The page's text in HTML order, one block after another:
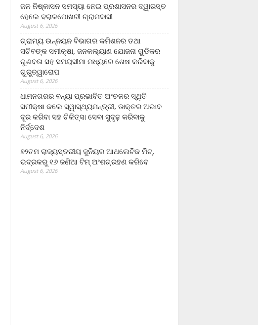
ଜଳ ନିଷ୍କାସନ ସମସ୍ୟା ନେଇ ପ୍ରଶାସନର ଦ୍ୱାରସ୍ତ
ହେଲେ ବରାଳପୋଖରୀ ଗ୍ରାମବାସୀ
August 6, 2026
ଗ୍ରାମ୍ୟ ଉନ୍ନୟନ ବିଭାଗର କମିଶନର ତଥା
ସଚିବଙ୍କ ସମୀକ୍ଷା, ଜନକଲ୍ୟାଣ ଯୋଜନା ଗୁଡିକର
ଗୁଣବତା ସହ ସମୟସୀମା ମଧ୍ୟରେ ଶେଷ କରିବାକୁ
ଗୁରୁତ୍ୱାରୋପ
August 6, 2026
ଧାମନଗରର ବନ୍ୟା ପ୍ରଭାବିତ ଅଂଚଳର ସ୍ଥିତି
ସମୀକ୍ଷା କଲେ ସ୍ୱାସ୍ଥ୍ୟମନ୍ତ୍ରୀ, ଡାକ୍ତର ଅଭାବ
ଦୂର କରିବା ସହ ଚିକିତ୍ସା ସେବା ସୁଦୃଢ଼ କରିବାକୁ
ନିର୍ଦ୍ଦେଶ
August 6, 2026
୭୨ତମ ରାଜ୍ୟସ୍ତରୀୟ ଜୁନିୟର ଆଥଲେଟିକ ମିଟ୍‌,
ଭଦ୍ରକରୁ ୧୬ ଜଣିଆ ଟିମ୍ ଅଂଶଗ୍ରହଣ କରିବେ
August 6, 2026